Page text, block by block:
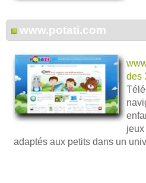
www.potati.com
des
adaptés aux petits dans un